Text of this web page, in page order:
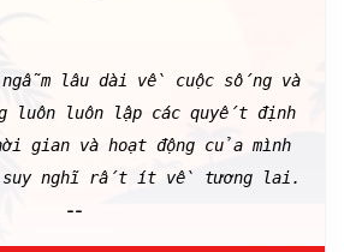
ngẫm lâu dài về cuộc sống và
luôn luôn lập các quyết định
gian và hoạt động của mình
suy nghĩ rất ít về tương lai.
--